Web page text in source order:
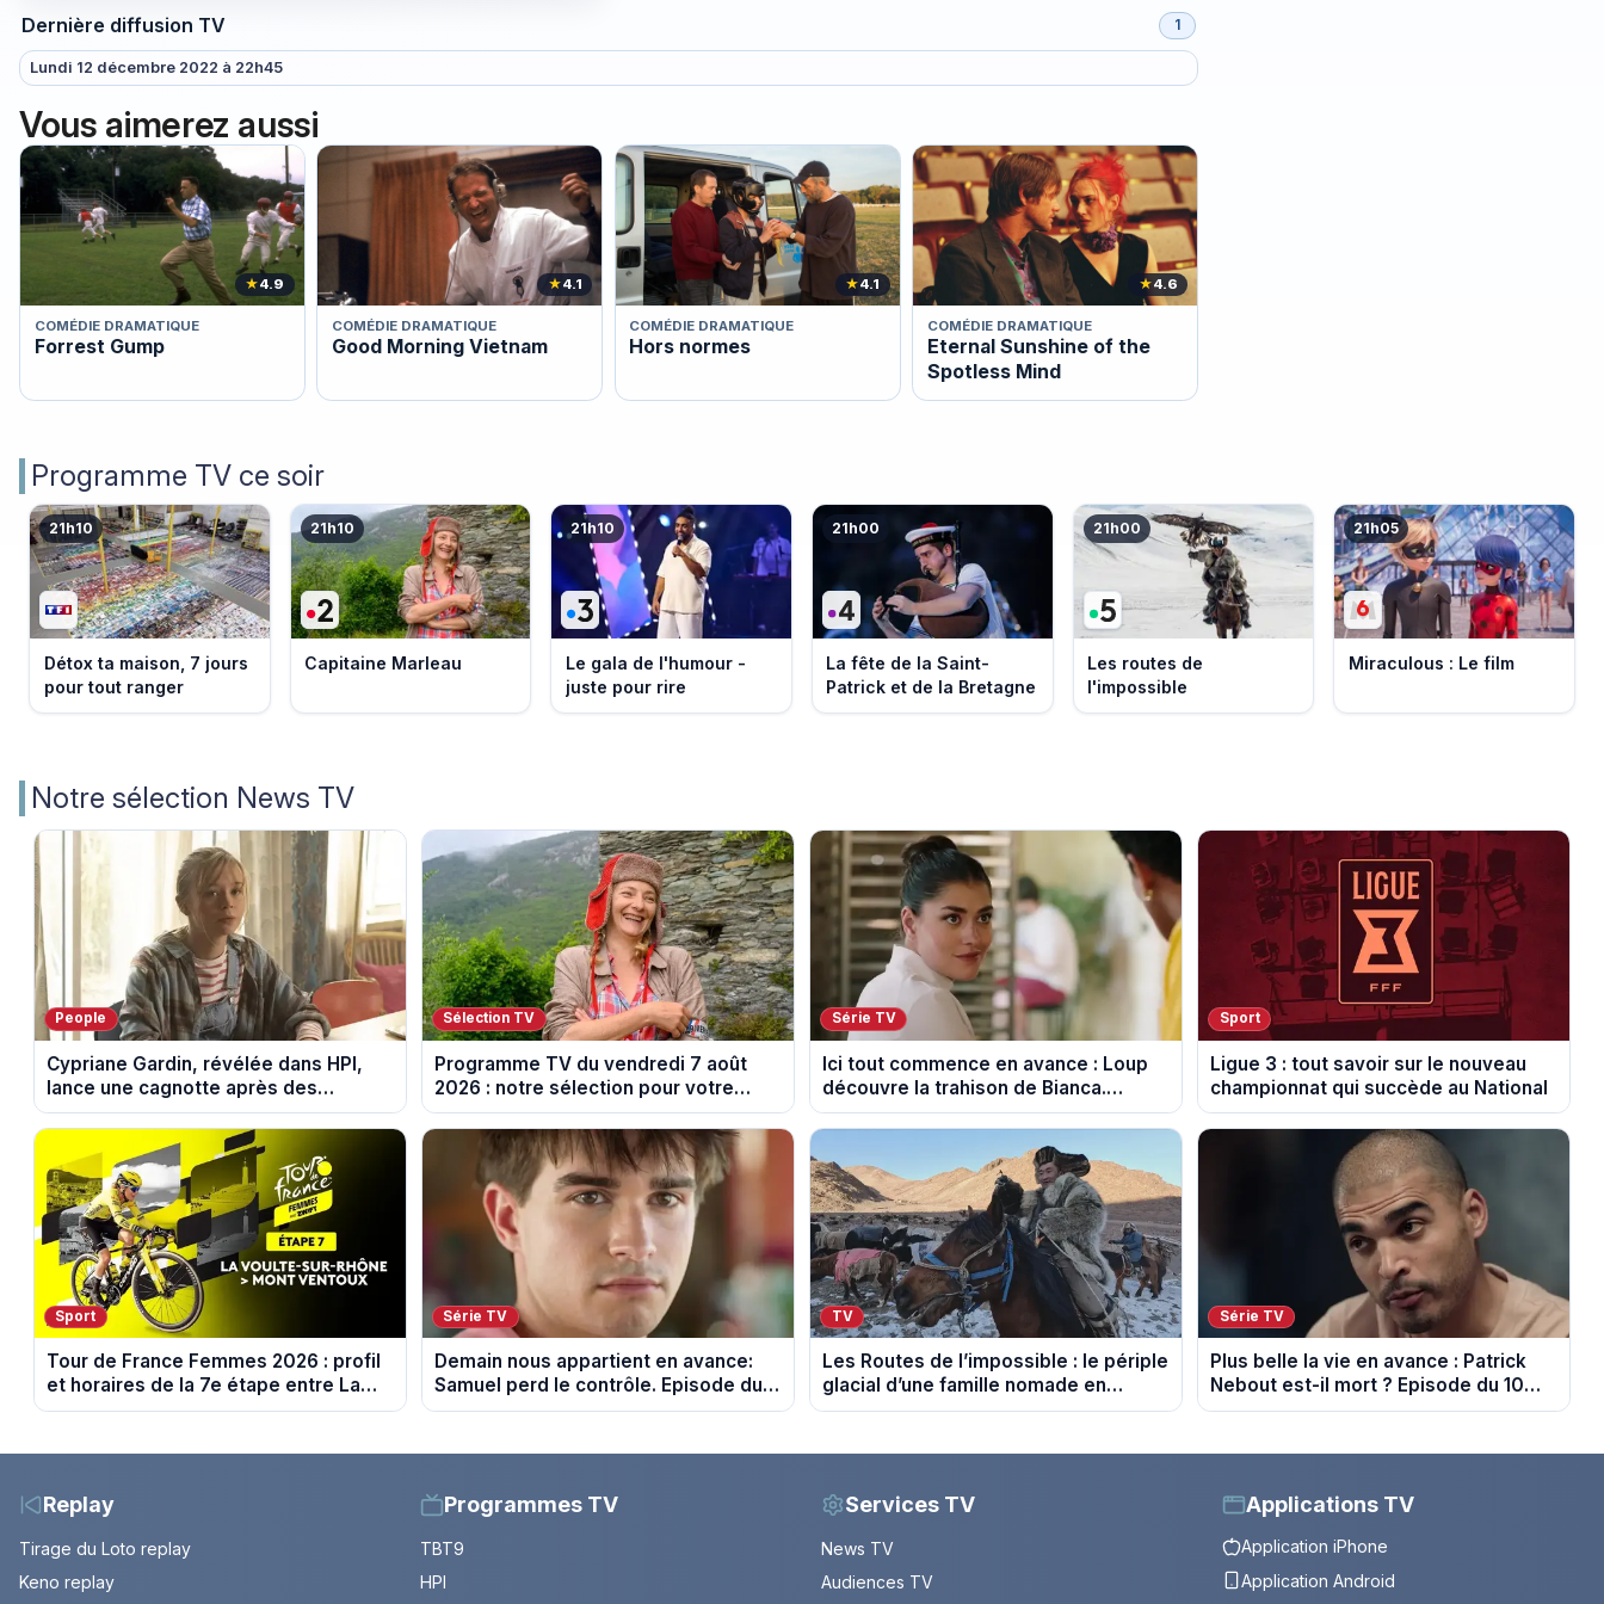
Dernière diffusion TV 1
Lundi 12 décembre 2022 à 22h45
Vous aimerez aussi
★4.9
COMÉDIE DRAMATIQUE
Forrest Gump
★4.1
COMÉDIE DRAMATIQUE
Good Morning Vietnam
★4.1
COMÉDIE DRAMATIQUE
Hors normes
★4.6
COMÉDIE DRAMATIQUE
Eternal Sunshine of the
Spotless Mind
Programme TV ce soir
21h10
Détox ta maison, 7 jours
pour tout ranger
21h10
Capitaine Marleau
21h10
Le gala de l'humour -
juste pour rire
21h00
La fête de la Saint-
Patrick et de la Bretagne
21h00
Les routes de
l'impossible
21h05
Miraculous : Le film
Notre sélection News TV
People
Cypriane Gardin, révélée dans HPI,
lance une cagnotte après des
difficultés financières
Sélection TV
Programme TV du vendredi 7 août
2026 : notre sélection pour votre
soirée télé
Série TV
Ici tout commence en avance : Loup
découvre la trahison de Bianca.
Episode du 10 août 2026 (spoiler)
Sport
Ligue 3 : tout savoir sur le nouveau
championnat qui succède au National
Sport
Tour de France Femmes 2026 : profil
et horaires de la 7e étape entre La
Voulte-sur-Rhône et le Mont Ventoux
Série TV
Demain nous appartient en avance:
Samuel perd le contrôle. Episode du
10 août 2026.
TV
Les Routes de l’impossible : le périple
glacial d’une famille nomade en
Mongolie
Série TV
Plus belle la vie en avance : Patrick
Nebout est-il mort ? Episode du 10
août 2026 (spoiler)
Replay
Tirage du Loto replay
Keno replay
Programmes TV
TBT9
HPI
Services TV
News TV
Audiences TV
Applications TV
Application iPhone
Application Android